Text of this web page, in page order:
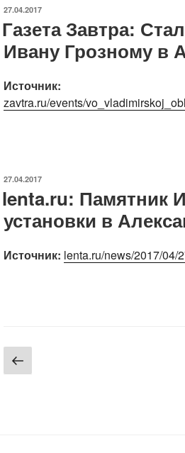
ОПУБЛИКОВАНО
27.04.2017
Газета Завтра:
Ивану Грозному в
Источник:
zavtra.ru/events/
ОПУБЛИКОВАНО
27.04.2017
lenta.ru: Памятник
установки в
Источник: lenta.ru/news/2017/04/
Навигация
постраница